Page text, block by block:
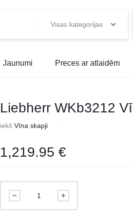
Visas kategorijas
Jaunumi Preces ar atlaidēm
Liebherr WKb3212
iekšVīna skapji
1,219.95€